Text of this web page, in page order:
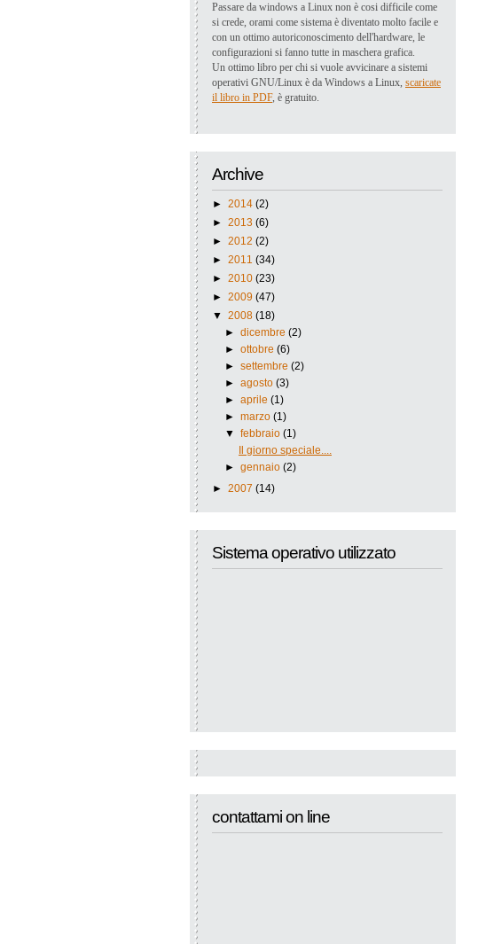
Passare da windows a Linux non è cosi difficile come
si crede, orami come sistema è diventato molto facile e
con un ottimo autoriconoscimento dell'hardware, le
configurazioni si fanno tutte in maschera grafica.
Un ottimo libro per chi si vuole avvicinare a sistemi
operativi GNU/Linux è da Windows a Linux, scaricate
il libro in PDF, è gratuito.
Archive
► 2014 (2)
► 2013 (6)
► 2012 (2)
► 2011 (34)
► 2010 (23)
► 2009 (47)
▼ 2008 (18)
►dicembre (2)
►ottobre (6)
►settembre (2)
►agosto (3)
►aprile (1)
►marzo (1)
▼ febbraio (1)
Il giorno speciale....
►gennaio (2)
► 2007 (14)
Sistema operativo utilizzato
contattami on line